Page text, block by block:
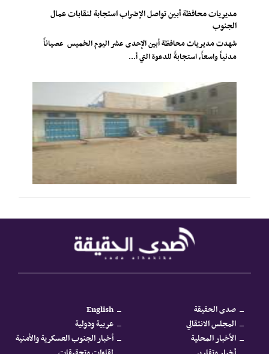
مديريات محافظة أبين تواصل الإضراب استجابة لنقابات عمال
الجنوب
شهدت مديريات محافظة أبين الإحدى عشر اليوم الخميس عصياناً
مدنياً واسعاً، استجابةً للدعوة التي أ...
صدى الحقيقة
English
المجلس الانتقالي
عربية ودولية
الأخبار المحلية
أخبار الجنوب العسكرية والأمنية